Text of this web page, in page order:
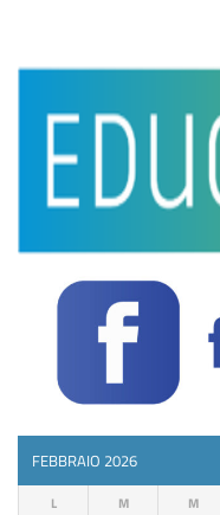
FEBBRAIO 2026
L M M